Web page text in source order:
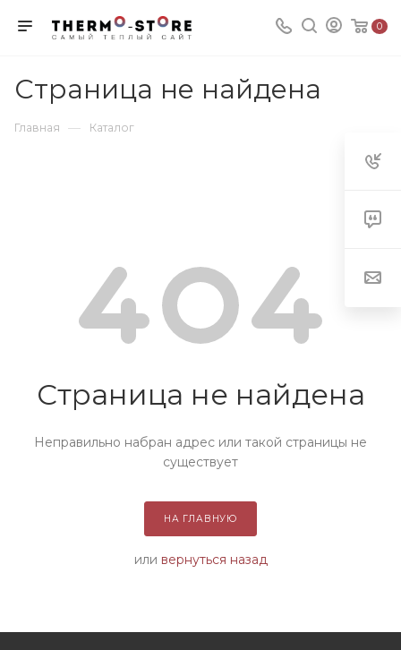
0
Страница не найдена
Главная — Каталог
Страница не найдена
Неправильно набран адрес или такой страницы не
существует
НА ГЛАВНУЮ
или вернуться назад